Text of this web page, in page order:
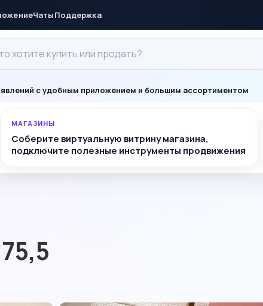
ЧатыПоддержка
с удобным приложением и большим ассортиментом
МАГАЗИНЫ
Соберите виртуальную витрину магазина,
подключите полезные инструменты продвижения